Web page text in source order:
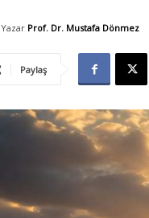
Yazar Prof. Dr. Mustafa Dönmez
Paylaş